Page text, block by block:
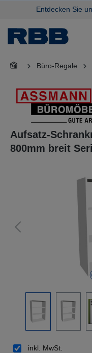
springenEntdecken Sie
Büro-Regale
Aufsatz-
800mm breit
inkl. MwSt.